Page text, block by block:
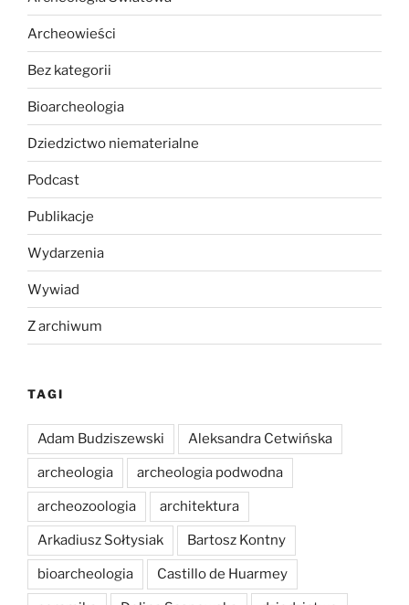
Archeowieści
Bez kategorii
Bioarcheologia
Dziedzictwo niematerialne
Podcast
Publikacje
Wydarzenia
Wywiad
Z archiwum
TAGI
Adam Budziszewski Aleksandra Cetwińska
archeologia archeologia podwodna
archeozoologia architektura
Arkadiusz Sołtysiak Bartosz Kontny
bioarcheologia Castillo de Huarmey